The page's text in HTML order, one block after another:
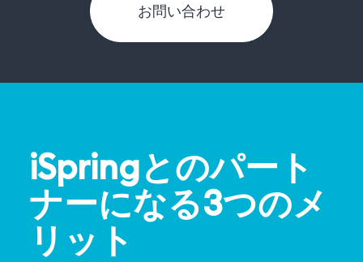
お問い合わせ
iSpringとのパート
ナーになる3つのメ
リット